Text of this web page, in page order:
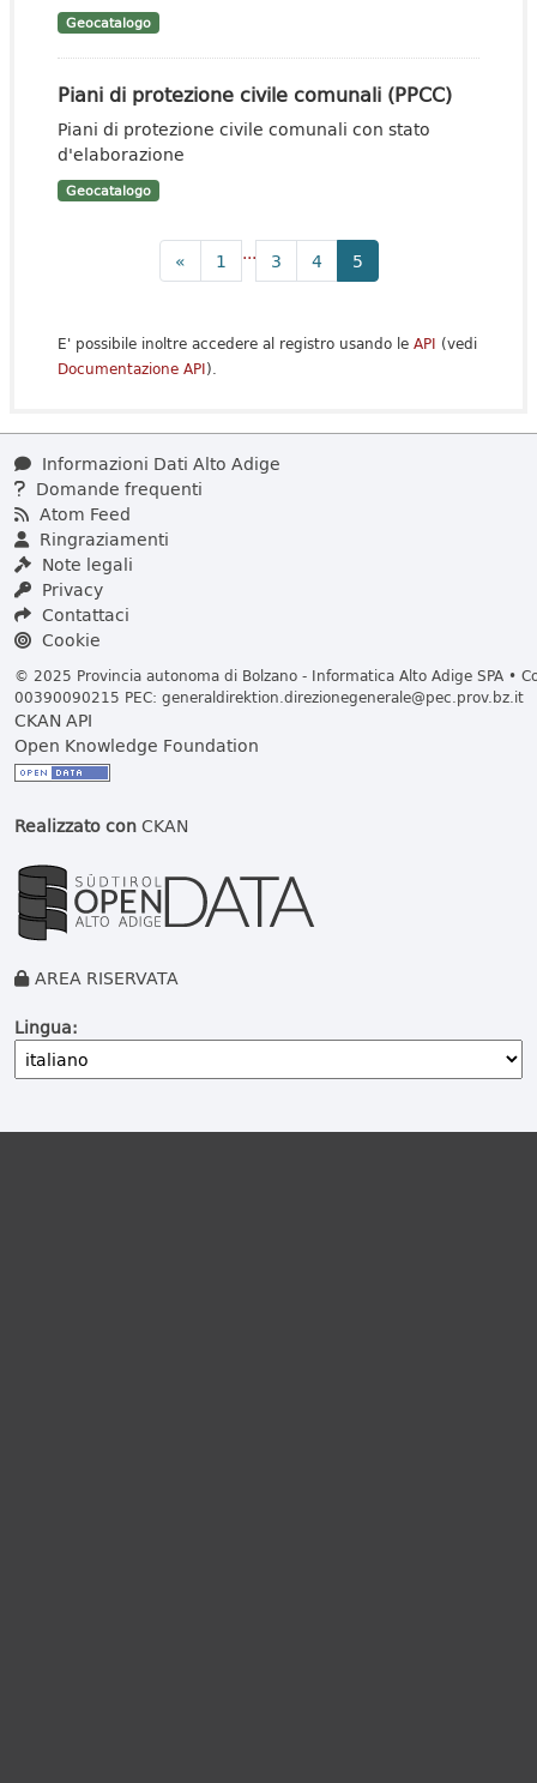
Geocatalogo
Piani di protezione civile comunali (PPCC)
Piani di protezione civile comunali con stato
d'elaborazione
Geocatalogo
« 1 ... 3 4 5
E' possibile inoltre accedere al registro usando le API (vedi
Documentazione API).
Informazioni Dati Alto Adige
Domande frequenti
Atom Feed
Ringraziamenti
Note legali
Privacy
Contattaci
Cookie
© 2025 Provincia autonoma di Bolzano - Informatica Alto Adige SPA •
00390090215 PEC: generaldirektion.direzionegenerale@pec.prov.bz.it
CKAN API
Open Knowledge Foundation
Realizzato conCKAN
AREA RISERVATA
Lingua